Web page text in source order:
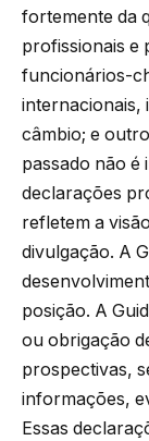
fortemente da
profissionais e
funcionários-
internacionais,
câmbio; e
passado não é
declarações
refletem a
divulgação. A
posição. A
ou obrigação
prospectivas,
informações,
Essas